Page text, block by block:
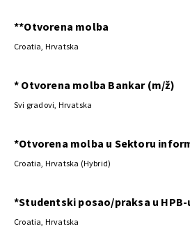
**Otvorena molba
Croatia, Hrvatska
* Otvorena molba Bankar (m/ž)
Svi gradovi, Hrvatska
*Otvorena molba u Sektoru
Croatia, Hrvatska (Hybrid)
*Studentski posao/praksa u HPB-
Croatia, Hrvatska